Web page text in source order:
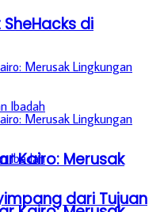
Kairo: Merusak
dari Tujuan
di